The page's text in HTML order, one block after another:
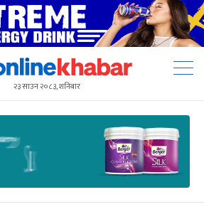
२३ साउन २०८३, शनिबार